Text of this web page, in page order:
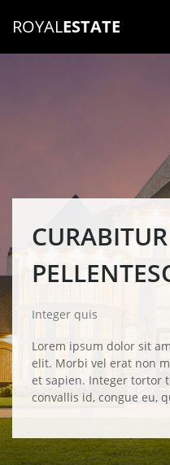
ROYALESTATE
Integer quis
Lorem ipsum dolor sit
elit. Morbi vel erat non
et sapien. Integer tortor
convallis id, congue eu,